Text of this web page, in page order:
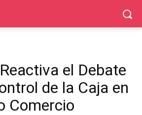
el Debate
de la Caja en
Comercio